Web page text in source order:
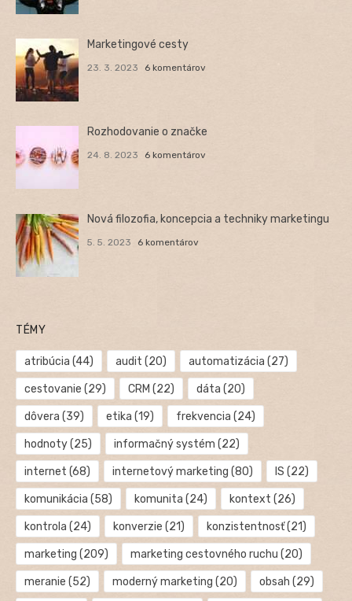
Marketingové cesty
23. 3. 2023 6 komentárov
Rozhodovanie o značke
24. 8. 2023 6 komentárov
Nová filozofia, koncepcia a techniky marketingu
5. 5. 2023 6 komentárov
TÉMY
atribúcia (44) audit (20) automatizácia (27)
cestovanie (29) CRM (22) dáta (20)
dôvera (39) etika (19) frekvencia (24)
hodnoty(25) informačný systém (22)
internet (68) internetový marketing (80) IS (22)
komunikácia (58) komunita (24) kontext (26)
kontrola (24) konverzie (21) konzistentnosť(21)
marketing (209) marketing cestovného ruchu (20)
meranie (52) moderný marketing (20) obsah (29)